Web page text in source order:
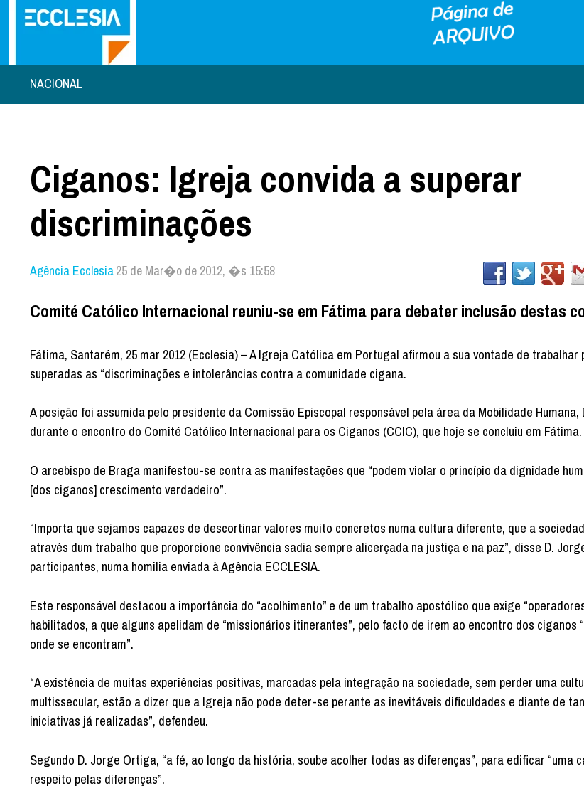
NACIONAL
Ciganos: Igreja convida a superar
discriminações
Agência Ecclesia25 de Mar�o de 2012, �s 15:58
Comité Católico Internacional reuniu-se em Fátima para debater inclusão destas
Fátima, Santarém, 25 mar 2012 (Ecclesia) – A Igreja Católica em Portugal afirmou a sua vontade de trabalhar
superadas as “discriminações e intolerâncias contra a comunidade cigana.
A posição foi assumida pelo presidente da Comissão Episcopal responsável pela área da Mobilidade
durante o encontro do Comité Católico Internacional para os Ciganos (CCIC), que hoje se concluiu em Fátima.
O arcebispo de Braga manifestou-se contra as manifestações que “podem violar o princípio da dignidade
[dos ciganos] crescimento verdadeiro”.
“Importa que sejamos capazes de descortinar valores muito concretos numa cultura diferente, que a
através dum trabalho que proporcione convivência sadia sempre alicerçada na justiça e na paz”, disse D.
participantes, numa homilia enviada à Agência ECCLESIA.
Este responsável destacou a importância do “acolhimento” e de um trabalho apostólico que exige
habilitados, a que alguns apelidam de “missionários itinerantes”, pelo facto de irem ao encontro dos ciganos
onde se encontram”.
“A existência de muitas experiências positivas, marcadas pela integração na sociedade, sem perder uma
multissecular, estão a dizer que a Igreja não pode deter-se perante as inevitáveis dificuldades e diante de
iniciativas já realizadas”, defendeu.
Segundo D. Jorge Ortiga, “a fé, ao longo da história, soube acolher todas as diferenças”, para edificar “uma
respeito pelas diferenças”.